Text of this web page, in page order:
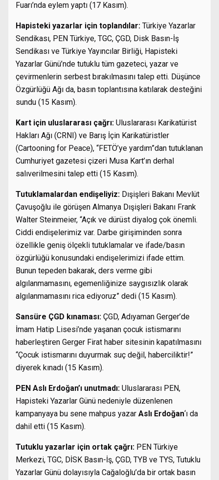
Fuarı’nda eylem yaptı (17 Kasım).
Hapisteki yazarlar için toplandılar: Türkiye Yazarlar
Sendikası, PEN Türkiye, TGC, ÇGD, Disk Basın-İş
Sendikası ve Türkiye Yayıncılar Birliği, Hapisteki
Yazarlar Günü’nde tutuklu tüm gazeteci, yazar ve
çevirmenlerin serbest bırakılmasını talep etti. Düşünce
Özgürlüğü Ağı da, basın toplantısına katılarak desteğini
sundu (15 Kasım).
Kart için uluslararası çağrı: Uluslararası Karikatürist
Hakları Ağı (CRNI) ve Barış İçin Karikatüristler
(Cartooning for Peace), “FETÖ’ye yardım”dan tutuklanan
Cumhuriyet gazetesi çizeri Musa Kart’ın derhal
salıverilmesini talep etti (15 Kasım).
Tutuklamalardan endişeliyiz: Dışişleri Bakanı Mevlüt
Çavuşoğlu ile görüşen Almanya Dışişleri Bakanı Frank
Walter Steinmeier, “Açık ve dürüst diyalog çok önemli.
Ciddi endişelerimiz var. Darbe girişiminden sonra
özellikle geniş ölçekli tutuklamalar ve ifade/basın
özgürlüğü konusundaki endişelerimizi ifade ettim.
Bunun tepeden bakarak, ders verme gibi
algılanmamasını, egemenliğinize saygısızlık olarak
algılanmamasını rica ediyoruz” dedi (15 Kasım).
Sansüre ÇGD kınaması: ÇGD, Adıyaman Gerger’de
İmam Hatip Lisesi’nde yaşanan çocuk istismarını
haberleştiren Gerger Firat haber sitesinin kapatılmasını
“Çocuk istismarını duyurmak suç değil, haberciliktir!”
diyerek kınadı (15 Kasım).
PEN Aslı Erdoğan’ı unutmadı: Uluslararası PEN,
Hapisteki Yazarlar Günü nedeniyle düzenlenen
kampanyaya bu sene mahpus yazar Aslı Erdoğan‘ı da
dahil etti (15 Kasım).
Tutuklu yazarlar için ortak çağrı: PEN Türkiye
Merkezi, TGC, DİSK Basın-İş, ÇGD, TYB ve TYS, Tutuklu
Yazarlar Günü dolayısıyla Cağaloğlu’da bir ortak basın